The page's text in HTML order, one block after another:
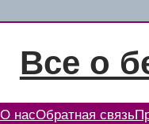
содержимому
Все о
О насОбратная связь